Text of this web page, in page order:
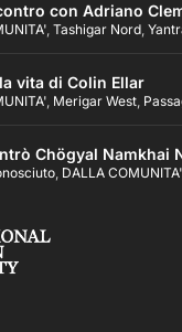
con Adriano
,Tashigar Nord,
vita di Colin Ellar
, Merigar West,
Chögyal Namkhai
, DALLA COMUNITA'